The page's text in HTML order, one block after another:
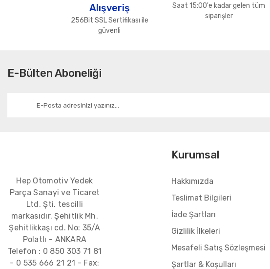
Ürün fiyatı diğer sitelerden daha pahalı.
Bu ürüne benzer farklı alternatifler olmalı.
Alışveriş
256Bit SSL Sertifikası ile
güvenli
Saat 15:00'e kadar gelen tüm
siparişler
E-Bülten Aboneliği
Hep Otomotiv Yedek
Parça Sanayi ve Ticaret
Ltd. Şti. tescilli
markasıdır. Şehitlik Mh.
Şehitlikkaşı cd. No: 35/A
Polatlı - ANKARA
Telefon : 0 850 303 71 81
- 0 535 666 21 21 - Fax:
Kurumsal
Hakkımızda
Teslimat Bilgileri
İade Şartları
Gizlilik İlkeleri
Mesafeli Satış Sözleşmesi
Şartlar & Koşulları